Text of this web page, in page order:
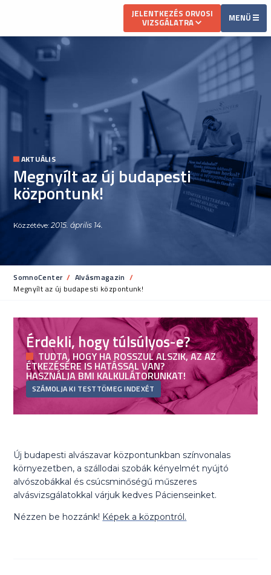
JELENTKEZÉS ORVOSI
VIZSGÁLATRA MENÜ
AKTUÁLIS
Megnyílt az új budapesti
központunk!
Közzétéve:2015. április 14.
SomnoCenter
Alvásmagazin
Current:
Megnyílt az új budapesti központunk!
Érdekli, hogy túlsúlyos-e?
TUDTA, HOGY HA ROSSZUL ALSZIK, AZ AZ
ÉTKEZÉSÉRE IS HATÁSSAL VAN?
HASZNÁLJA BMI KALKULÁTORUNKAT!
SZÁMOLJA KI TESTTÖMEG INDEXÉT
Új budapesti alvászavar központunkban színvonalas
környezetben, a szállodai szobák kényelmét nyújtó
alvószobákkal és csúcsminőségű műszeres
alvásvizsgálatokkal várjuk kedves Pácienseinket.
Nézzen be hozzánk! Képek a központról.